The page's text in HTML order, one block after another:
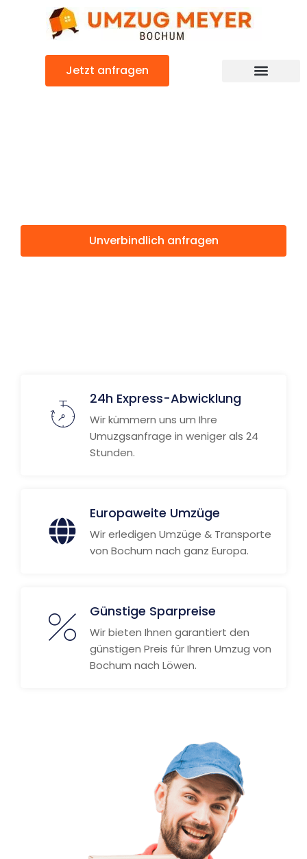
Jetzt anfragen
Unverbindlich anfragen
24h Express-Abwicklung
Wir kümmern uns um Ihre
Umuzgsanfrage in weniger als 24
Stunden.
Europaweite Umzüge
Wir erledigen Umzüge & Transporte
von Bochum nach ganz Europa.
Günstige Sparpreise
Wir bieten Ihnen garantiert den
günstigen Preis für Ihren Umzug von
Bochum nach Löwen.